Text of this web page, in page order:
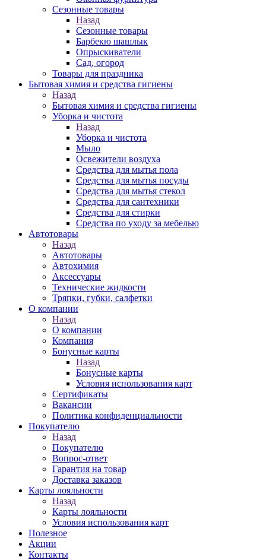
Сезонные товары
Назад
Сезонные товары
Барбекю шашлык
Опрыскиватели
Сад, огород
Товары для праздника
Бытовая химия и средства гигиены
Назад
Бытовая химия и средства гигиены
Уборка и чистота
Назад
Уборка и чистота
Мыло
Освежители воздуха
Средства для мытья пола
Средства для мытья посуды
Средства для мытья стекол
Средства для сантехники
Средства для стирки
Средства по уходу за мебелью
Автотовары
Назад
Автотовары
Автохимия
Аксессуары
Технические жидкости
Тряпки, губки, салфетки
О компании
Назад
О компании
Компания
Бонусные карты
Назад
Бонусные карты
Условия использования карт
Сертификаты
Вакансии
Политика конфиденциальности
Покупателю
Назад
Покупателю
Вопрос-ответ
Гарантия на товар
Доставка заказов
Карты лояльности
Назад
Карты лояльности
Условия использования карт
Полезное
Акции
Контакты